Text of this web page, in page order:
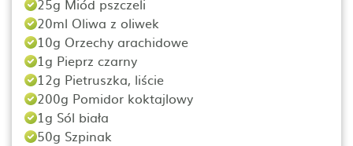
25g Miód pszczeli
20ml Oliwa z oliwek
10g Orzechy arachidowe
1g Pieprz czarny
12g Pietruszka, liście
200g Pomidor koktajlowy
1g Sól biała
50g Szpinak